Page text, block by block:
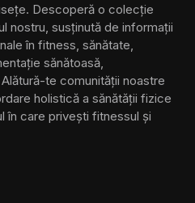
Descoperă o colecție
nostru, susținută de informații
în fitness, sănătate,
sănătoasă,
te comunității noastre
holistică a sănătății fizice
în care privești fitnessul și